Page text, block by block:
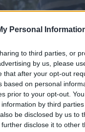
Personal
to third parties, or
by us, please
that after your opt-out
based on personal
prior to your opt-out.
by third
be disclosed by us to
disclose it to other